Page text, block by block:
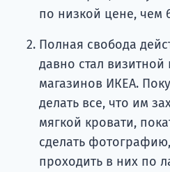
по низкой цене, чем
Полная свобода
давно стал визитной
магазинов ИКЕА.
делать все, что им
мягкой кровати,
сделать
проходить в них по